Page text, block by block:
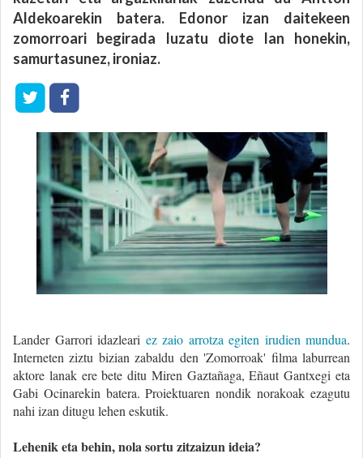
Aldekoarekin batera. Edonor izan daitekeen
zomorroari begirada luzatu diote lan honekin,
samurtasunez, ironiaz.
Lander Garrori idazleari ez zaio arrotza egiten irudien mundua.
Interneten ziztu bizian zabaldu den 'Zomorroak' filma laburrean
aktore lanak ere bete ditu Miren Gaztañaga, Eñaut Gantxegi eta
Gabi Ocinarekin batera. Proiektuaren nondik norakoak ezagutu
nahi izan ditugu lehen eskutik.
Lehenik eta behin, nola sortu zitzaizun ideia?